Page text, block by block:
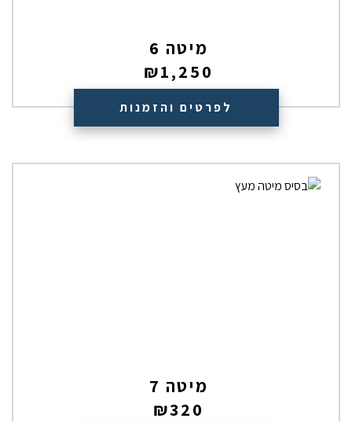
מיטה 6
₪1,250
לפרטים והזמנות
מיטה 7
₪320